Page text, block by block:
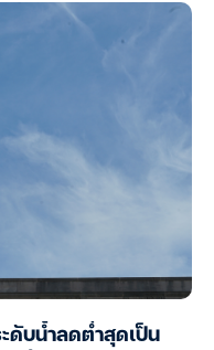
ดับน้ำลดต่ำสุดเป็น